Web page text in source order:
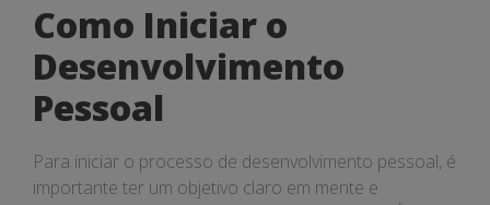
Como Iniciar o
Desenvolvimento
Pessoal
Para iniciar o processo de desenvolvimento pessoal, é
importante ter um objetivo claro em mente e